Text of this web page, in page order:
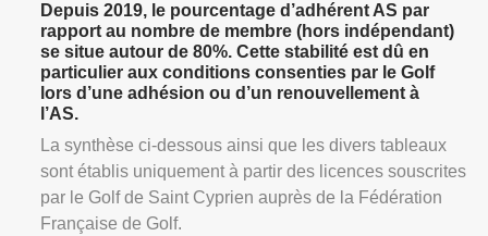
Depuis 2019, le pourcentage d’adhérent AS par
rapport au nombre de membre (hors indépendant)
se situe autour de 80%. Cette stabilité est dû en
particulier aux conditions consenties par le Golf
lors d’une adhésion ou d’un renouvellement à
l’AS.
La synthèse ci-dessous ainsi que les divers tableaux
sont établis uniquement à partir des licences souscrites
par le Golf de Saint Cyprien auprès de la Fédération
Française de Golf.